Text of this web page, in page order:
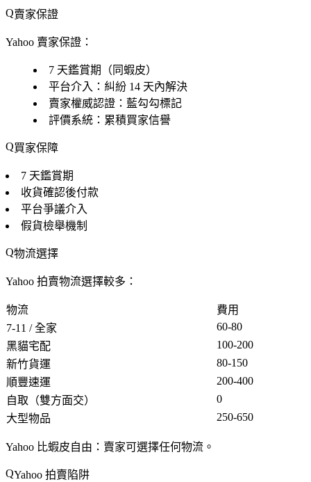
賣家保證
Yahoo 賣家保證：
7 天鑑賞期（同蝦皮）
平台介入：糾紛 14 天內解決
賣家權威認證：藍勾勾標記
評價系統：累積買家信譽
買家保障
7 天鑑賞期
收貨確認後付款
平台爭議介入
假貨檢舉機制
物流選擇
Yahoo 拍賣物流選擇較多：
物流
費用
7-11 / 全家
60-80
黑貓宅配
100-200
新竹貨運
80-150
順豐速運
200-400
自取（雙方面交）
0
大型物品
250-650
Yahoo 比蝦皮自由 ：賣家可選擇任何物流。
Yahoo 拍賣陷阱